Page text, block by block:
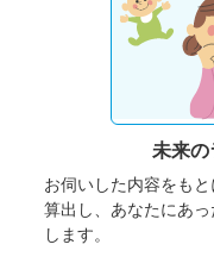
未来の
お伺いした内容をも
算出し、あなたにあ
します。